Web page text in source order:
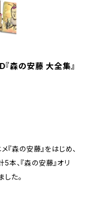
『森の安藤 大全集』
森の安藤』をはじめ、
、『森の安藤』オリ
た。